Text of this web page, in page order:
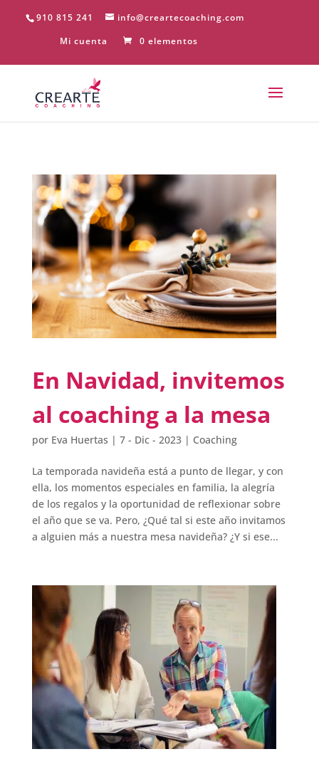
910 815 241
info@creartecoaching.com
Mi cuenta
0 elementos
En Navidad, invitemos
al coaching a la mesa
por Eva Huertas | 7 - Dic - 2023| Coaching
La temporada navideña está a punto de llegar, y con
ella, los momentos especiales en familia, la alegría
de los regalos y la oportunidad de reflexionar sobre
el año que se va. Pero, ¿Qué tal si este año invitamos
a alguien más a nuestra mesa navideña? ¿Y si ese...